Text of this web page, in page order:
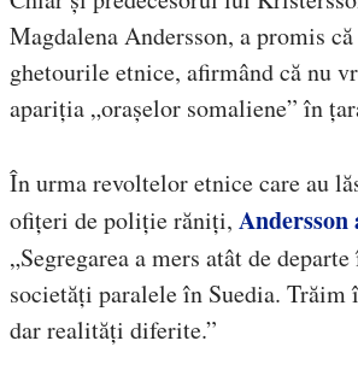
Magdalena Andersson, a promis
ghetourile etnice, afirmând că nu
apariția „orașelor somaliene” în
În urma revoltelor etnice care au
ofițeri de poliție răniți, Andersson
„Segregarea a mers atât de
societăți paralele în Suedia. Trăim
dar realități diferite.”